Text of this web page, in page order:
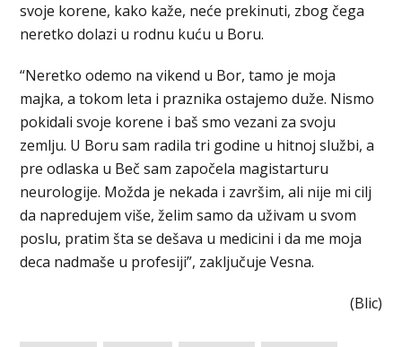
svoje korene, kako kaže, neće prekinuti, zbog čega
neretko dolazi u rodnu kuću u Boru.
“Neretko odemo na vikend u Bor, tamo je moja
majka, a tokom leta i praznika ostajemo duže. Nismo
pokidali svoje korene i baš smo vezani za svoju
zemlju. U Boru sam radila tri godine u hitnoj službi, a
pre odlaska u Beč sam započela magistarturu
neurologije. Možda je nekada i završim, ali nije mi cilj
da napredujem više, želim samo da uživam u svom
poslu, pratim šta se dešava u medicini i da me moja
deca nadmaše u profesiji”, zaključuje Vesna.
(Blic)